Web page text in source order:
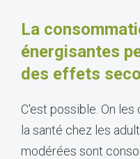
La
énergisantes
des effets
C'est possible. On
la santé chez les
modérées sont